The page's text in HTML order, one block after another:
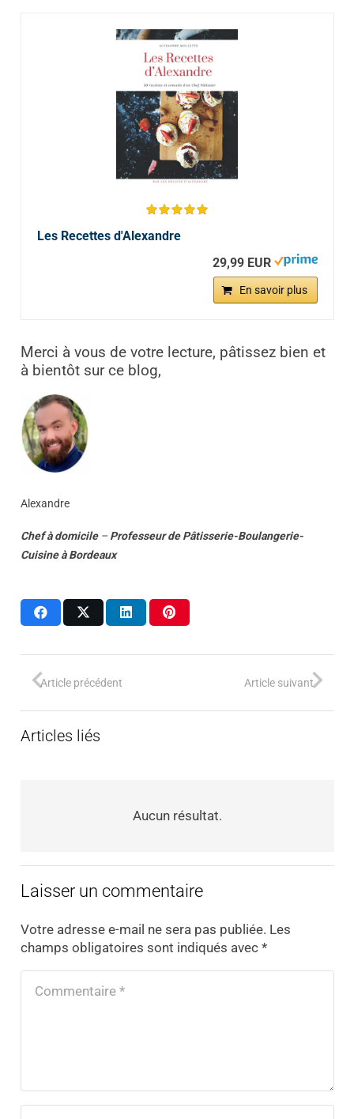
Les Recettes d'Alexandre
29,99 EUR
En savoir plus
Merci à vous de votre lecture, pâtissez bien et
à bientôt sur ce blog,
Alexandre
Chef à domicile–Professeur de Pâtisserie-Boulangerie-
Cuisine à Bordeaux
Article précédent Article suivant
Articles liés
Aucun résultat.
Laisser un commentaire
Votre adresse e-mail ne sera pas publiée. Les
champs obligatoires sont indiqués avec *